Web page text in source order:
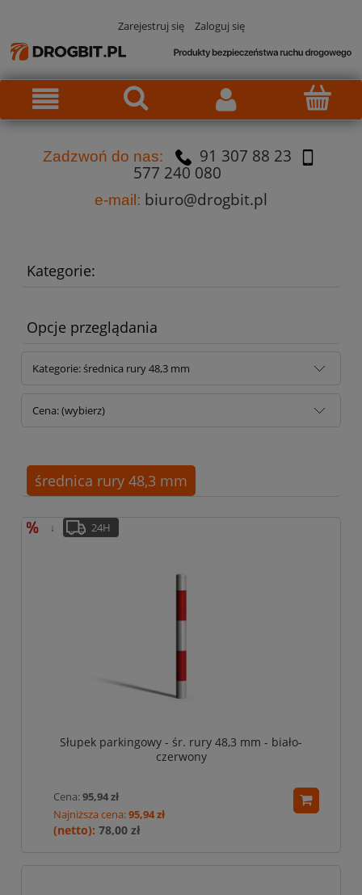
Zarejestruj się Zaloguj się
Zadzwoń do nas:
91 307 88 23
577 240 080
e-mail: biuro@drogbit.pl
Kategorie:
Opcje przeglądania
Kategorie: średnica rury 48,3 mm
Cena: (wybierz)
średnica rury 48,3 mm
Słupek parkingowy - śr. rury 48,3 mm - biało-
czerwony
Cena:95,94 zł
Najniższa cena:95,94 zł
78,00 zł
↓ 24H